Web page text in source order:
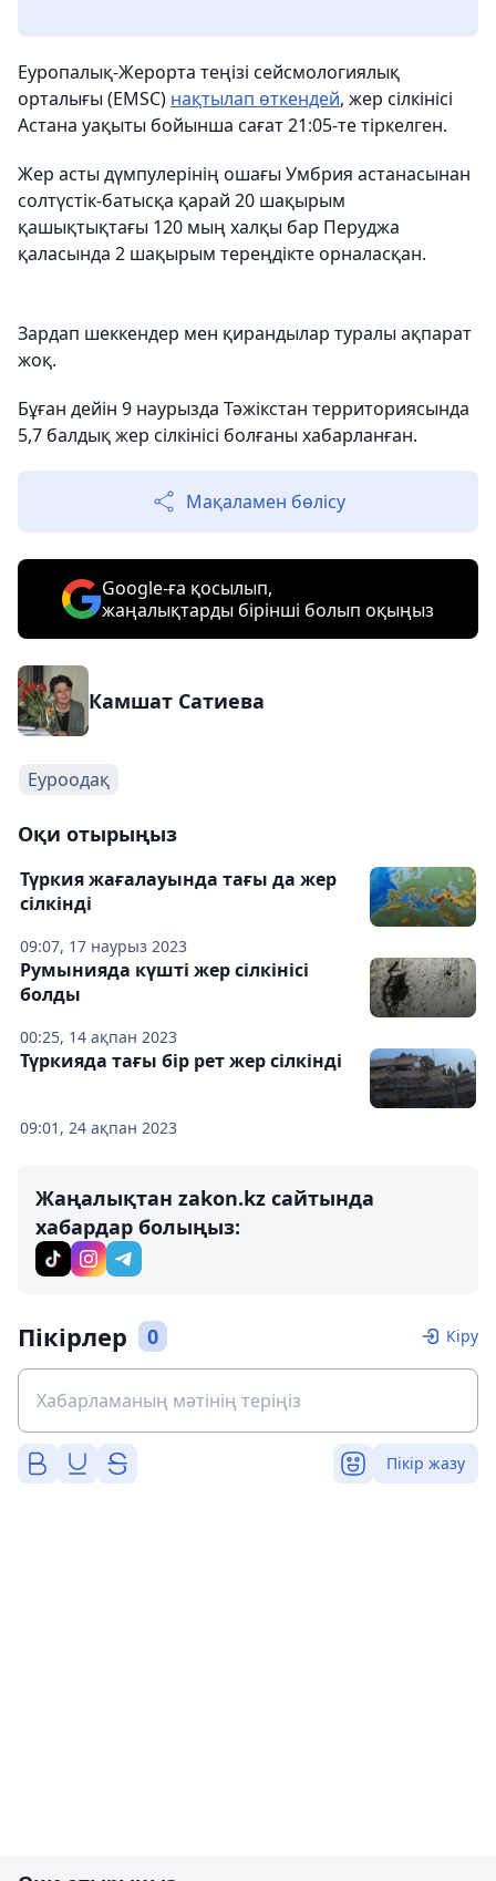
Еуропалық-Жерорта теңізі сейсмологиялық
орталығы (EMSC) нақтылап өткендей, жер сілкінісі
Астана уақыты бойынша сағат 21:05-те тіркелген.
Жер асты дүмпулерінің ошағы Умбрия астанасынан
солтүстік-батысқа қарай 20 шақырым
қашықтықтағы 120 мың халқы бар Перуджа
қаласында 2 шақырым тереңдікте орналасқан.
Зардап шеккендер мен қирандылар туралы ақпарат
жоқ.
Бұған дейін 9 наурызда Тәжікстан территориясында
5,7 балдық жер сілкінісі болғаны хабарланған.
Мақаламен бөлісу
Google-ға қосылып,
жаңалықтарды бірінші болып оқыңыз
Камшат Сатиева
Еуроодақ
Оқи отырыңыз
09:07, 17 наурыз 2023
Түркия жағалауында тағы да жер
сілкінді
00:25, 14 ақпан 2023
Румынияда күшті жер сілкінісі
болды
09:01, 24 ақпан 2023
Түркияда тағы бір рет жер сілкінді
Жаңалықтан zakon.kz сайтында
хабардар болыңыз:
Пікірлер 0 Кіру
Пікір жазу